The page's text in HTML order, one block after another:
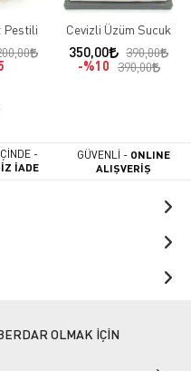
Pestili Cevizli Üzüm Sucuk
350,00
390,00
%10 390,00
-
İADE
GÜVENLİ - ONLINE
ALIŞVERİŞ
OLMAK İÇİN